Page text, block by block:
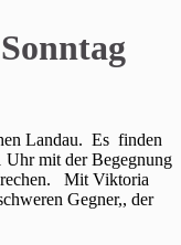
Landau. Es finden
Uhr mit der Begegnung
Mit Viktoria
Gegner,, der